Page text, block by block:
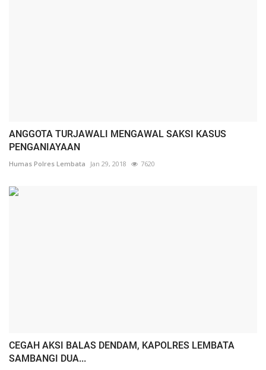
ANGGOTA TURJAWALI MENGAWAL SAKSI KASUS
PENGANIAYAAN
Humas Polres Lembata Jan 29, 2018 7620
CEGAH AKSI BALAS DENDAM, KAPOLRES LEMBATA
SAMBANGI DUA...